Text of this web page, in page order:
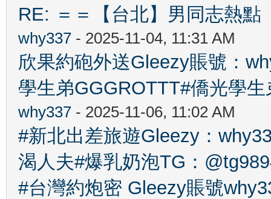
RE: ＝＝【台北】男同志熱
why337 - 2025-11-04, 11:31 AM
欣果約砲外送Gleezy賬號：
學生弟GGGROTTT#僑光學
why337 - 2025-11-06, 11:02 AM
#新北出差旅遊Gleezy：
渴人夫#爆乳奶泡TG：
#台灣約炮密 Gleezy賬號